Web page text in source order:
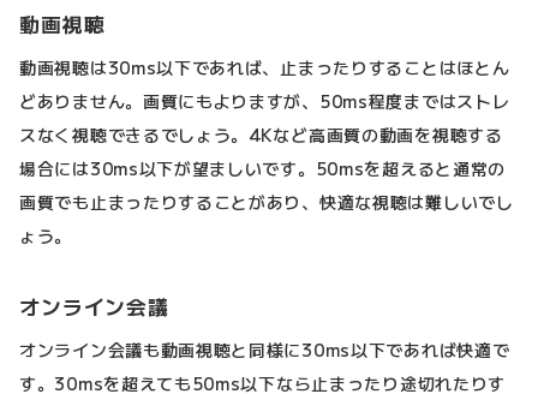
動画視聴
動画視聴は30ms以下であれば、止まったりすることはほとん
どありません。画質にもよりますが、50ms程度まではストレ
スなく視聴できるでしょう。4Kなど高画質の動画を視聴する
場合には30ms以下が望ましいです。50msを超えると通常の
画質でも止まったりすることがあり、快適な視聴は難しいでし
ょう。
オンライン会議
オンライン会議も動画視聴と同様に30ms以下であれば快適で
す。30msを超えても50ms以下なら止まったり途切れたりす